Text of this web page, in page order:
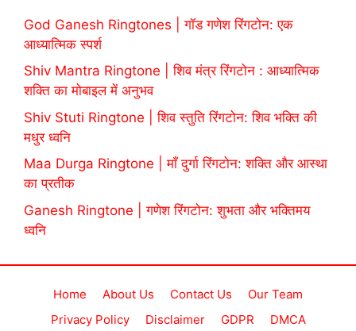
God Ganesh Ringtones | गॉड गणेश रिंगटोन: एक
आध्यात्मिक स्पर्श
Shiv Mantra Ringtone | शिव मंत्र रिंगटोन : आध्यात्मिक
शक्ति का मोबाइल में अनुभव
Shiv Stuti Ringtone | शिव स्तुति रिंगटोन: शिव भक्ति की
मधुर ध्वनि
Maa Durga Ringtone | माँ दुर्गा रिंगटोन: शक्ति और आस्था
का प्रतीक
Ganesh Ringtone | गणेश रिंगटोन: शुभता और भक्तिमय
ध्वनि
Home About Us Contact Us
Our Team
Privacy Policy
Disclaimer GDPR DMCA